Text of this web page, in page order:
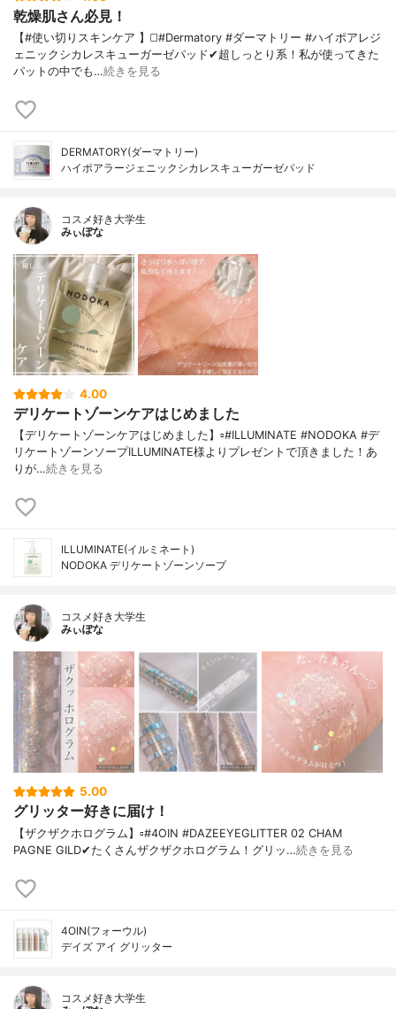
乾燥肌さん必見！
【#使い切りスキンケア 】◻️#Dermatory #ダーマトリー #ハイポアレジ
ェニックシカレスキューガーゼパッド✔超しっとり系！私が使ってきた
パットの中でも…続きを見る
DERMATORY(ダーマトリー)
ハイポアラージェニックシカレスキューガーゼパッド
コスメ好き大学生
みぃぽな
4.00
デリケートゾーンケアはじめました
【デリケートゾーンケアはじめました】▫️#ILLUMINATE #NODOKA #デ
リケートゾーンソープILLUMINATE様よりプレゼントで頂きました！あ
りが…続きを見る
ILLUMINATE(イルミネート)
NODOKA デリケートゾーンソープ
コスメ好き大学生
みぃぽな
5.00
グリッター好きに届け！
【ザクザクホログラム】▫️#4OIN #DAZEEYEGLITTER 02 CHAM
PAGNE GILD✔たくさんザクザクホログラム！グリッ…続きを見る
4OIN(フォーウル)
デイズ アイ グリッター
コスメ好き大学生